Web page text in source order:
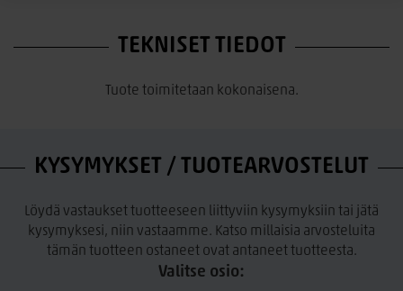
TEKNISET TIEDOT
Tuote toimitetaan kokonaisena.
KYSYMYKSET / TUOTEARVOSTELUT
Löydä vastaukset tuotteeseen liittyviin kysymyksiin tai jätä
kysymyksesi, niin vastaamme. Katso millaisia arvosteluita
tämän tuotteen ostaneet ovat antaneet tuotteesta.
Valitse osio: